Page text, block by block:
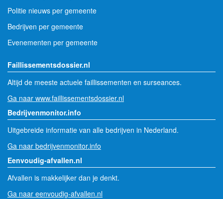
Politie nieuws per gemeente
Bedrijven per gemeente
Evenementen per gemeente
Faillissementsdossier.nl
Altijd de meeste actuele faillissementen en surseances.
Ga naar www.faillissementsdossier.nl
Bedrijvenmonitor.info
Uitgebreide informatie van alle bedrijven in Nederland.
Ga naar bedrijvenmonitor.info
Eenvoudig-afvallen.nl
Afvallen is makkelijker dan je denkt.
Ga naar eenvoudig-afvallen.nl